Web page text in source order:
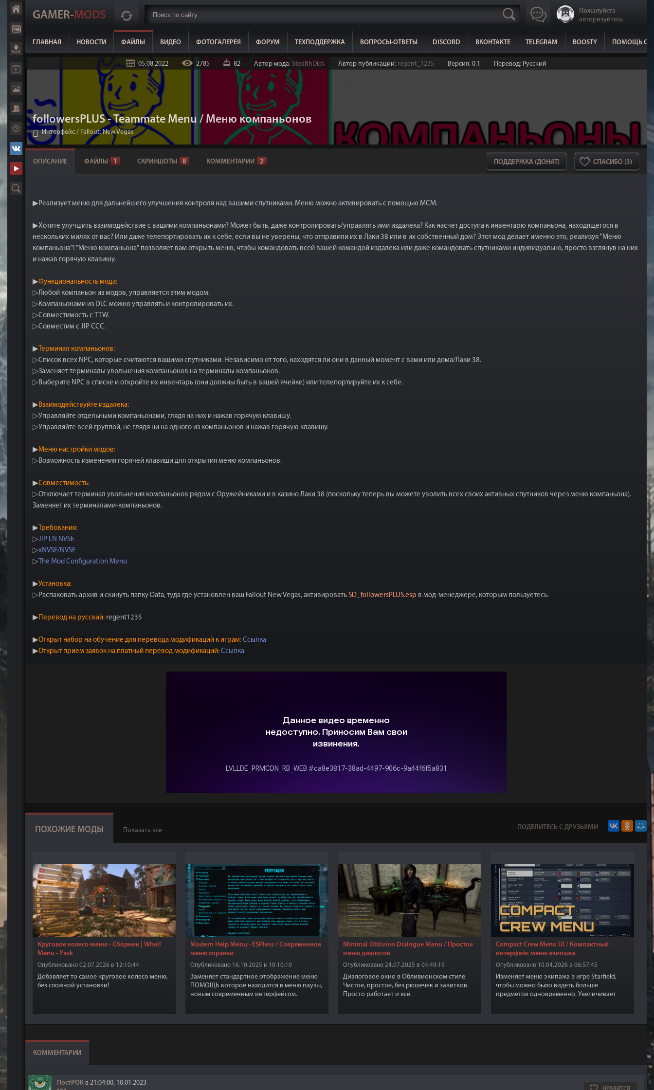
GAMER-MODS
Пожалуйста
авторизуйтесь
ГЛАВНАЯ НОВОСТИ ФАЙЛЫ ВИДЕО ФОТОГАЛЕРЕЯ ФОРУМ ТЕХПОДДЕРЖКА ВОПРОСЫ-ОТВЕТЫ DISCORD ВКОНТАКТЕ TELEGRAM BOOSTY ПОМОЩЬ
05.08.2022 2785 82 Автор мода: StealthDick Автор публикации: regent_1235 Версия: 0.1 Перевод: Русский
followersPLUS - Teammate Menu / Меню компаньонов
Интерфейс / Fallout: New Vegas
ПОДДЕРЖКА (ДОНАТ) СПАСИБО (3)
ОПИСАНИЕ ФАЙЛЫ 1 СКРИНШОТЫ 8 КОММЕНТАРИИ 2
▶Реализует меню для дальнейшего улучшения контроля над вашими спутниками. Меню можно активировать с помощью MCM.
▶Хотите улучшить взаимодействие с вашими компаньонами? Может быть, даже контролировать/управлять ими издалека? Как насчет доступа к инвентарю компаньона, находящегося в
нескольких милях от вас? Или даже телепортировать их к себе, если вы не уверены, что отправили их в Лаки 38 или в их собственный дом? Этот мод делает именно это, реализуя "Меню
компаньона"! "Меню компаньона" позволяет вам открыть меню, чтобы командовать всей вашей командой издалека или даже командовать спутниками индивидуально, просто взглянув на них
и нажав горячую клавишу.
▶Функциональность мода:
▷Любой компаньон из модов, управляется этим модом.
▷Компаньонами из DLC можно управлять и контролировать их.
▷Совместимость с TTW.
▷Совместим с JIP CCC.
▶ Терминал компаньонов:
▷Список всех NPC, которые считаются вашими спутниками. Независимо от того, находятся ли они в данный момент с вами или дома/Лаки 38.
▷Заменяет терминалы увольнения компаньонов на терминалы компаньонов.
▷Выберите NPC в списке и откройте их инвентарь (они должны быть в вашей ячейке) или телепортируйте их к себе.
▶Взаимодействуйте издалека:
▷Управляйте отдельными компаньонами, глядя на них и нажав горячую клавишу.
▷Управляйте всей группой, не глядя ни на одного из компаньонов и нажав горячую клавишу.
▶Меню настройки модов:
▷Возможность изменения горячей клавиши для открытия меню компаньонов.
▶Совместимость:
▷Отключает терминал увольнения компаньонов рядом с Оружейниками и в казино Лаки 38 (поскольку теперь вы можете уволить всех своих активных спутников через меню компаньона).
Заменяет их терминалами-компаньонов.
▶ Требования:
▷JIP LN NVSE
▷xNVSE/NVSE
▷ The Mod Configuration Menu
▶Установка:
▷Распаковать архив и скинуть папку Data, туда где установлен ваш Fallout New Vegas, активировать SD_followersPLUS.esp в мод-менеджере, которым пользуетесь.
▶Перевод на русский: regent1235
▶Открыт набор на обучение для перевода модификаций к играм: Ссылка
▶Открыт прием заявок на платный перевод модификаций: Ссылка
ПОХОЖИЕ МОДЫ Показать все ПОДЕЛИТЕСЬ С ДРУЗЬЯМИ
Круговое колесо-меню - Сборник | Whell
Menu - Pack
Опубликовано 02.07.2026 в 12:10:44
Добавляет то самое круговое колесо меню,
без сложной установки!
Modern Help Menu - ESPless / Современное
меню справки
Опубликовано 16.10.2025 в 10:10:10
Заменяет стандартное отображение меню
ПОМОЩЬ которое находится в меню паузы,
новым современным интерфейсом.
Minimal Oblivion Dialogue Menu / Простое
меню диалогов
Опубликовано 24.07.2025 в 04:49:19
Диалоговое окно в Обливионском стиле.
Чистое, простое, без рюшечек и завитков.
Просто работает и всё.
Compact Crew Menu UI / Компактный
интерфейс меню экипажа
Опубликовано 10.04.2026 в 06:57:45
Изменяет меню экипажа в игре Starfield,
чтобы можно было видеть больше
предметов одновременно. Увеличивает
КОММЕНТАРИИ
ПостРОК в 21:04:00, 10.01.2023